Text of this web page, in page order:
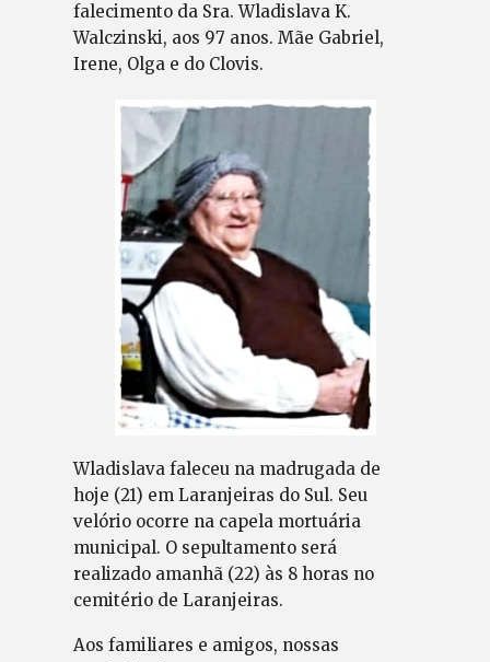
falecimento da Sra. Wladislava K.
Walczinski, aos 97 anos. Mãe Gabriel,
Irene, Olga e do Clovis.
Wladislava faleceu na madrugada de
hoje (21) em Laranjeiras do Sul. Seu
velório ocorre na capela mortuária
municipal. O sepultamento será
realizado amanhã (22) às 8 horas no
cemitério de Laranjeiras.
Aos familiares e amigos, nossas